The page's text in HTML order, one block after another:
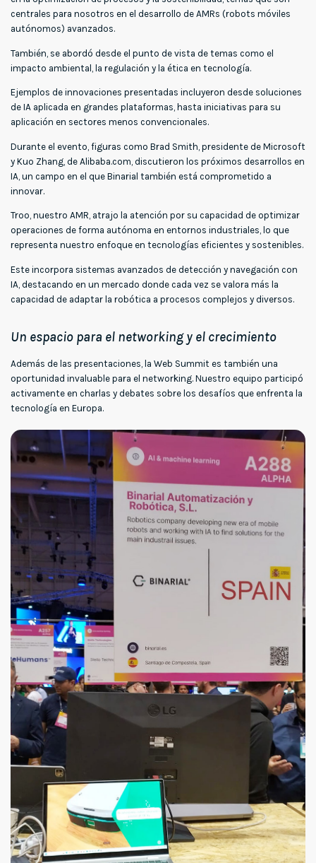
centrales para nosotros en el desarrollo de AMRs (robots móviles
autónomos) avanzados.
También, se abordó desde el punto de vista de temas como el
impacto ambiental, la regulación y la ética en tecnología.
Ejemplos de innovaciones presentadas incluyeron desde soluciones
de IA aplicada en grandes plataformas, hasta iniciativas para su
aplicación en sectores menos convencionales.
Durante el evento, figuras como Brad Smith, presidente de Microsoft
y Kuo Zhang, de Alibaba.com, discutieron los próximos desarrollos en
IA, un campo en el que Binarial también está comprometido a
innovar.
Troo, nuestro AMR, atrajo la atención por su capacidad de optimizar
operaciones de forma autónoma en entornos industriales, lo que
representa nuestro enfoque en tecnologías eficientes y sostenibles.
Este incorpora sistemas avanzados de detección y navegación con
IA, destacando en un mercado donde cada vez se valora más la
capacidad de adaptar la robótica a procesos complejos y diversos.
Un espacio para el networking y el crecimiento
Además de las presentaciones, la Web Summit es también una
oportunidad invaluable para el networking. Nuestro equipo participó
activamente en charlas y debates sobre los desafíos que enfrenta la
tecnología en Europa.